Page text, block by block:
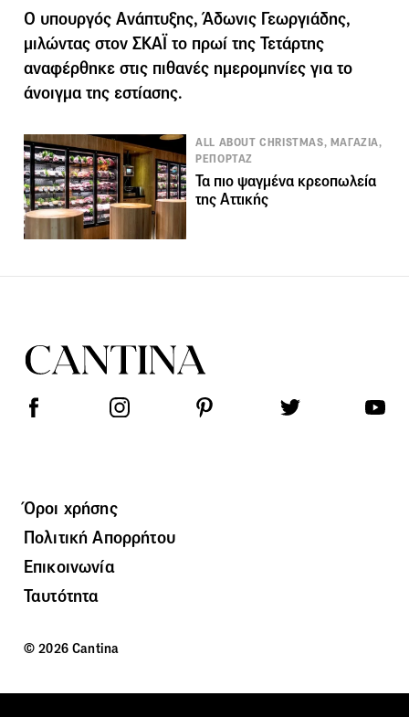
O υπουργός Ανάπτυξης, Άδωνις Γεωργιάδης,
μιλώντας στον ΣΚΑΪ το πρωί της Τετάρτης
αναφέρθηκε στις πιθανές ημερομηνίες για το
άνοιγμα της εστίασης.
ALL ABOUT CHRISTMAS, ΜΑΓΑΖΙΑ,
ΡΕΠΟΡΤΑΖ
Τα πιο ψαγμένα κρεοπωλεία
της Αττικής
Όροι χρήσης
Πολιτική Απορρήτου
Επικοινωνία
Ταυτότητα
© 2026 Cantina